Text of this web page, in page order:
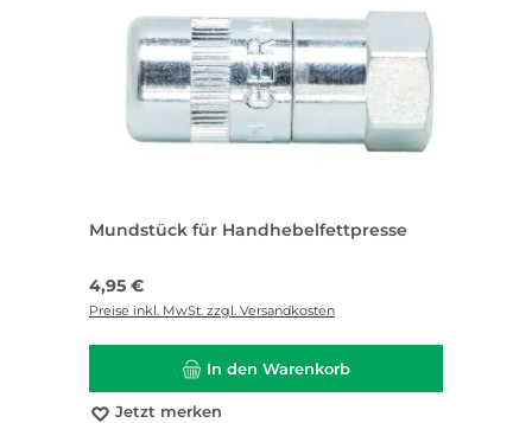
Mundstück für Handhebelfettpresse
Regulärer Preis:
4,95 €
Preise inkl. MwSt. zzgl. Versandkosten
In den Warenkorb
Jetzt merken